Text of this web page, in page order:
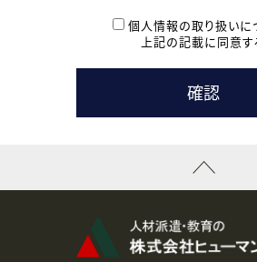
本登録に関するご連絡および本登録時
たします。
( 3 ) スタッフ派遣を検討されている企業
お問い合わせの内容に回答するために
なお、ご連絡手段は、電話・Ｅメールの
資料送付、受講相談に関するご連絡の
その他、お問い合わせの内容に回答す
なお、ご連絡手段は、電話・Ｅメールの
個人情報の取り扱いに
上記の記載に同意す